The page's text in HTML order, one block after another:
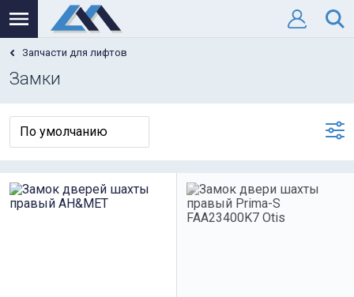
Запчасти для лифтов
Замки